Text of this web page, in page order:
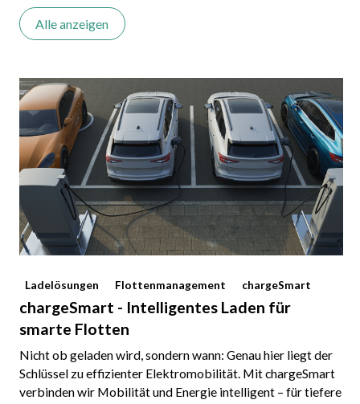
Alle anzeigen
Ladelösungen Flottenmanagement chargeSmart
chargeSmart - Intelligentes Laden für
smarte Flotten
Nicht ob geladen wird, sondern wann: Genau hier liegt der
Schlüssel zu effizienter Elektromobilität. Mit chargeSmart
verbinden wir Mobilität und Energie intelligent – für tiefere